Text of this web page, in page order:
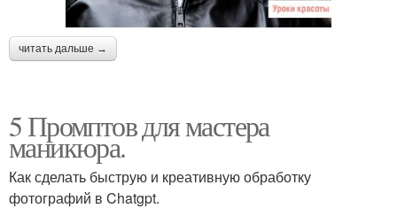
читать дальше →
5 Промптов для мастера
маникюра.
Как сделать быструю и креативную обработку
фотографий в Chatgpt.